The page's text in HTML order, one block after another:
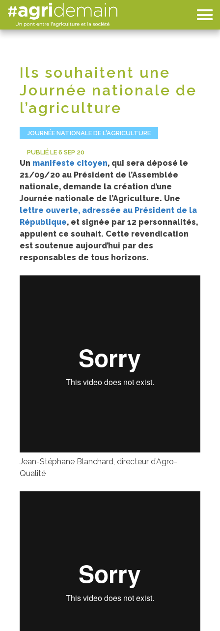
Ils souhaitent une
Journée nationale de
l’agriculture
JOURNÉE NATIONALE DE L'AGRICULTURE
PUBLIÉ LE 6 SEP 20
Un manifeste citoyen, qui sera déposé le
21/09/20 au Président de l’Assemblée
nationale, demande la création d’une
Journée nationale de l’Agriculture. Une
lettre ouverte, adressée au Président de la
République, et signée par 12 personnalités,
appuient ce souhait. Cette revendication
est soutenue aujourd’hui par des
responsables de tous horizons.
Jean-Stéphane Blanchard, directeur d’Agro-
Qualité